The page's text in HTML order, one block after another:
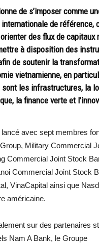
de s’imposer comme
de référence,
des flux de capitaux
à disposition des
de soutenir la
vietnamienne, en
les infrastructures, la
la finance verte et
avec sept membres
Military Commercial
Commercial Joint Stock
Commercial Joint Stock
VinaCapital ainsi que
américaine.
sur des partenaires
Nam A Bank, le Groupe